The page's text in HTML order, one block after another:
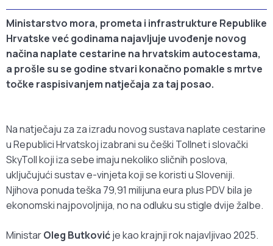
Ministarstvo mora, prometa i infrastrukture Republike
Hrvatske već godinama najavljuje uvođenje novog
načina naplate cestarine na hrvatskim autocestama,
a prošle su se godine stvari konačno pomakle s mrtve
točke raspisivanjem natječaja za taj posao.
Na natječaju za za izradu novog sustava naplate cestarine
u Republici Hrvatskoj izabrani su češki Tollnet i slovački
SkyToll koji iza sebe imaju nekoliko sličnih poslova,
uključujući sustav e-vinjeta koji se koristi u Sloveniji.
Njihova ponuda teška 79,91 milijuna eura plus PDV bila je
ekonomski najpovoljnija, no na odluku su stigle dvije žalbe.
MinistarOleg Butkovićje kao krajnji rok najavljivao 2025.